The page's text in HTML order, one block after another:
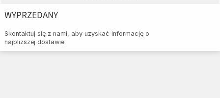
WYPRZEDANY
Skontaktuj się z nami, aby uzyskać informację o
najbliższej dostawie.